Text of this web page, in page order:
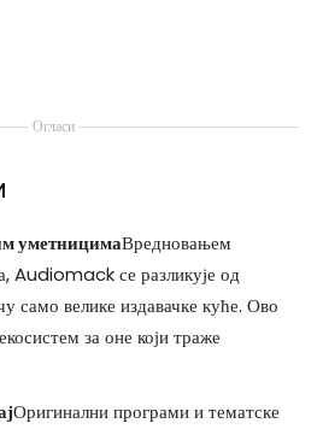
Огласи
уметницимаВредновањем
Audiomack се разликује од
само велике издавачке куће. Ово
за оне који траже
Оригинални програми и тематске